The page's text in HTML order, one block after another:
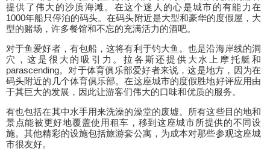
提供了伟大的沙质海滩。在这个迷人的心是城市的有能力在
1000年船只停泊的码头。在码头附近是大型和豪华的度假屋，大
型的赌场，许多餐馆和不忘的充满活力的酒吧。
对于鱼爱好者，有包船，这将有利于钓大鱼。也是沿海岸线的洞
穴，这是很大的吸引力。拉各斯还提供大水上摩托艇和
parascending。对于体育俱乐部爱好者来说，这是地方，因为在
码头附近的几个体育俱乐部。在这座城市的度假胜地好评应用由
于其巨大的发展，因此让游客们伟大的口味和优质的服务。
有也包括在其中水手用来洗澡的澡堂的废墟。所有这些目的地和
景点能被更好地覆盖使用租车，移到这座城市所提供的不同设
施。其他精彩的设施包括旅游套公寓，为成本对那些参观这座城
市很友好。